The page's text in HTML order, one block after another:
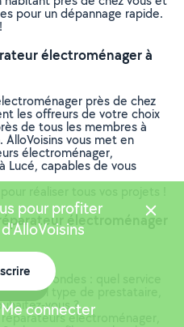
pour un dépannage rapide.
électroménager à
près de chez
les offreurs de votre choix
de tous les membres à
vous met en
électroménager,
Lucé, capables de vous
électroménager
secondes : quel service
? Quel type de prestataire,
vous ?
électroménager,
pour profiter
connecter